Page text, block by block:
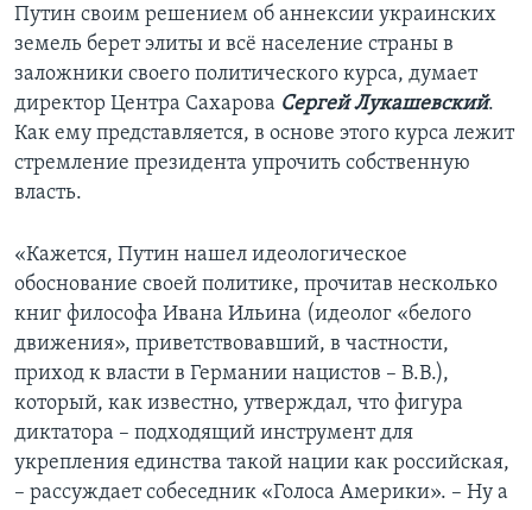
Путин своим решением об аннексии украинских
земель берет элиты и всё население страны в
заложники своего политического курса, думает
директор Центра Сахарова Сергей Лукашевский.
Как ему представляется, в основе этого курса лежит
стремление президента упрочить собственную
власть.
«Кажется, Путин нашел идеологическое
обоснование своей политике, прочитав несколько
книг философа Ивана Ильина (идеолог «белого
движения», приветствовавший, в частности,
приход к власти в Германии нацистов – В.В.),
который, как известно, утверждал, что фигура
диктатора – подходящий инструмент для
укрепления единства такой нации как российская,
– рассуждает собеседник «Голоса Америки». – Ну а